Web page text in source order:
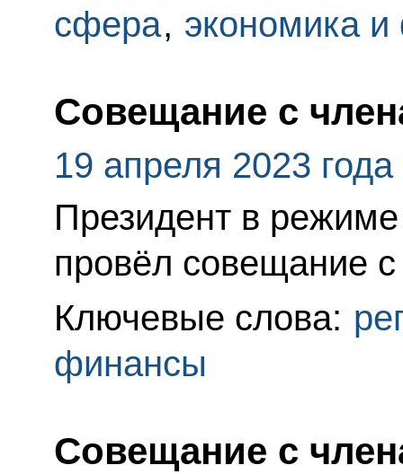
сфера, экономика
Совещание с
19 апреля 2023 года
Президент в
провёл совещание
Ключевые слова:
финансы
Совещание с